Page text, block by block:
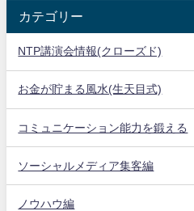
カテゴリー
NTP講演会情報(クローズド)
お金が貯まる風水(生天目式)
コミュニケーション能力を鍛える
ソーシャルメディア集客編
ノウハウ編